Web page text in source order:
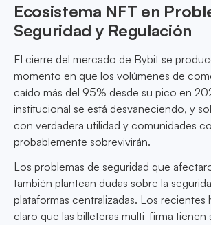
Ecosistema NFT en
Seguridad y Regulación
El cierre del mercado de Bybit se
momento en que los volúmenes de
caído más del 95% desde su pico en
institucional se está desvaneciendo, y
con verdadera utilidad y comunidades
probablemente sobrevivirán.
Los problemas de seguridad que
también plantean dudas sobre la
plataformas centralizadas. Los recientes
claro que las billeteras multi-firma tienen